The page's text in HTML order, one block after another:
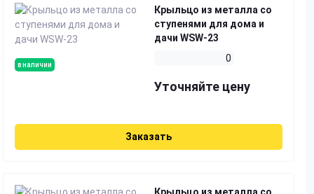
в наличии
Крыльцо из металла со
ступенями для дома и
дачи WSW-23
0
Уточняйте цену
Заказать
Крыльцо из металла со